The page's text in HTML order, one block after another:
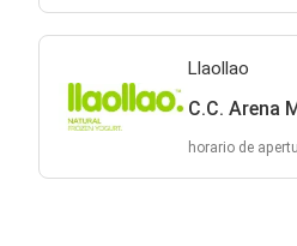
Llaollao
C.C. Arena
horario de